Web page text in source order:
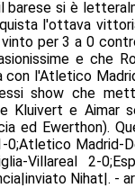
si è
l'ottava
per 3 a 0
e che
l'Atletico
show che
Kluivert e Aimar
ed Ewerthon).
Madrid-
Villareal 2-
Nihat|.